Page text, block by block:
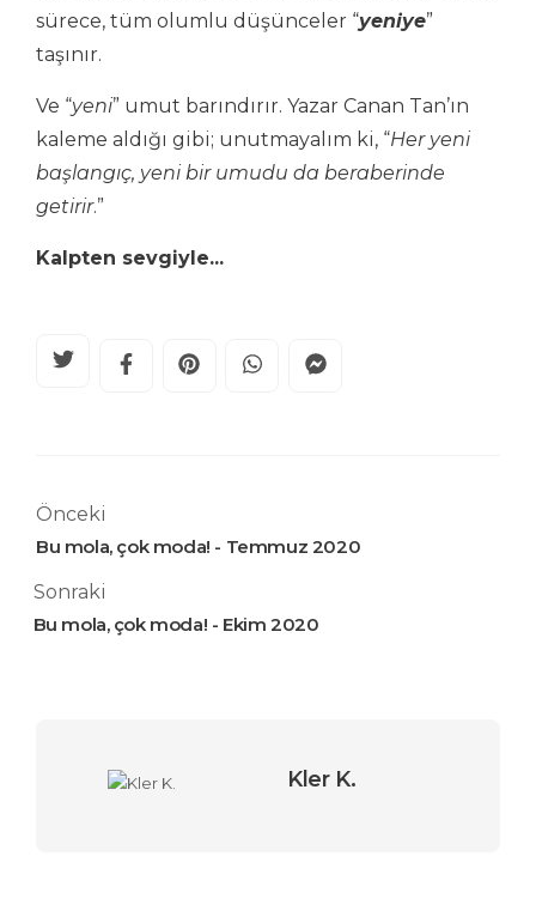
sürece, tüm olumlu düşünceler “yeniye”
taşınır.
Ve “yeni” umut barındırır. Yazar Canan Tan’ın
kaleme aldığı gibi; unutmayalım ki, “Her yeni
başlangıç, yeni bir umudu da beraberinde
getirir.”
Kalpten sevgiyle...
Önceki
Bu mola, çok moda! - Temmuz 2020
Sonraki
Bu mola, çok moda! - Ekim 2020
Kler K.